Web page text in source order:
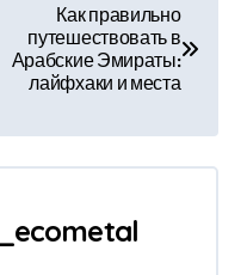
Как правильно
путешествовать в
Арабские Эмираты:
лайфхаки и места